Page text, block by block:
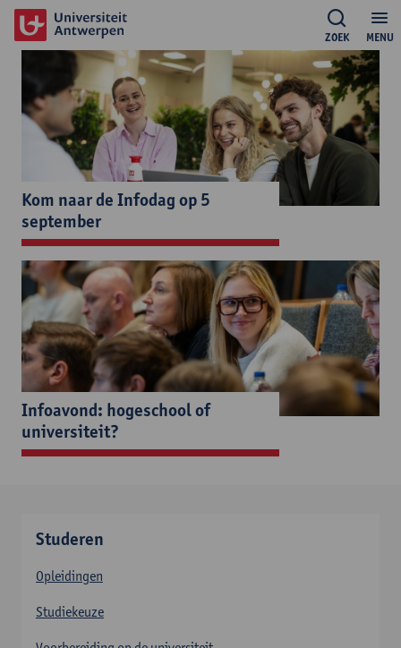
MENU
ZOEK
Kom naar de Infodag op 5
september
Infoavond: hogeschool of
universiteit?
Studeren
Opleidingen
Studiekeuze